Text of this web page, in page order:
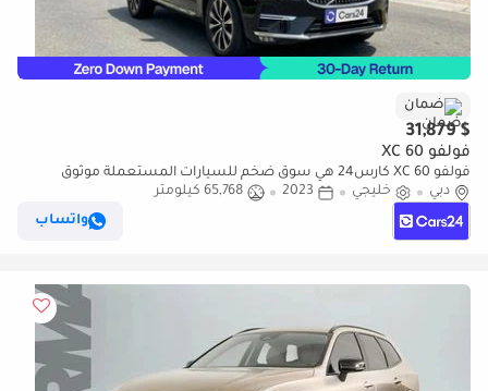
ضمان
$ 31,879
فولفو XC 60
فولفو XC 60 كارس24 هي سوق ضخم للسيارات المستعملة موثوق
ومضمون ٪كارس24 هي سوق ضخم للسيارات المستعملة موثوق
دبي خليجي 2023
65,768 كيلومتر
واتساب